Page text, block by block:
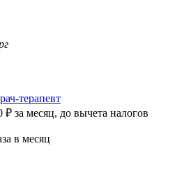
терапевт
₽ за месяц, до вычета налогов
в месяц